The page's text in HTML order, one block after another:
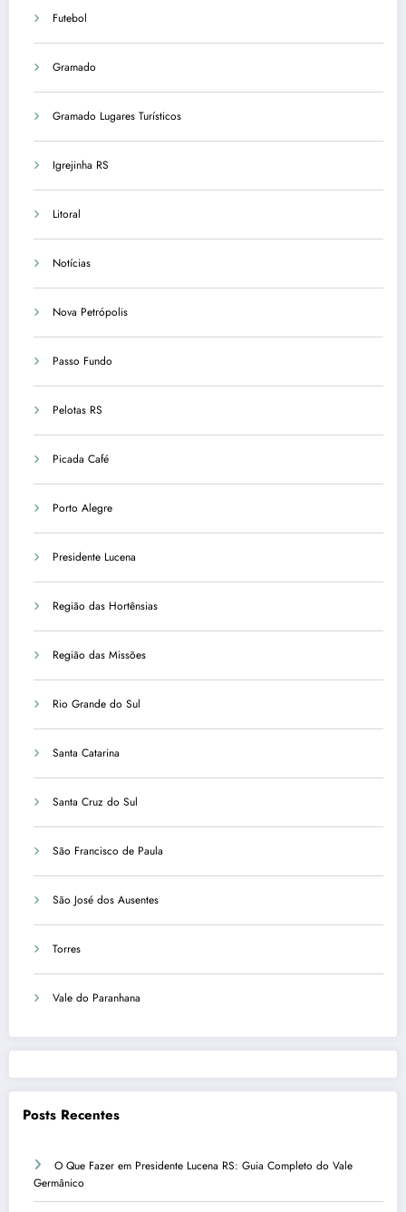
Futebol
Gramado
Gramado Lugares Turísticos
Igrejinha RS
Litoral
Notícias
Nova Petrópolis
Passo Fundo
Pelotas RS
Picada Café
Porto Alegre
Presidente Lucena
Região das Hortênsias
Região das Missões
Rio Grande do Sul
Santa Catarina
Santa Cruz do Sul
São Francisco de Paula
São José dos Ausentes
Torres
Vale do Paranhana
Posts Recentes
O Que Fazer em Presidente Lucena RS: Guia Completo do Vale
Germânico